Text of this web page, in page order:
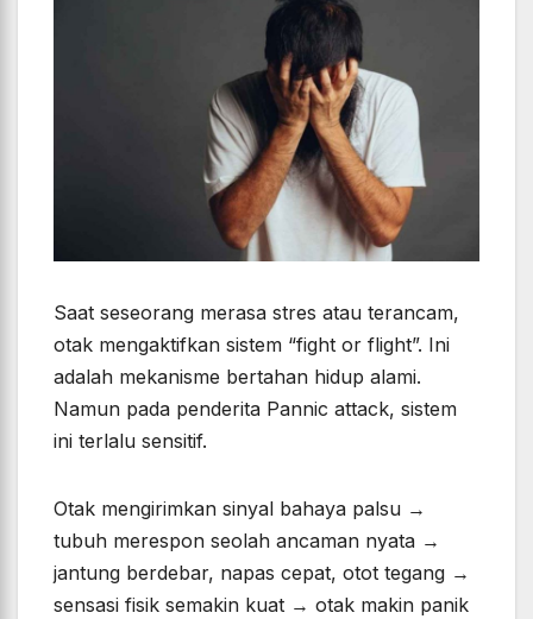
Saat seseorang merasa stres atau terancam,
otak mengaktifkan sistem “fight or flight”. Ini
adalah mekanisme bertahan hidup alami.
Namun pada penderita Pannic attack, sistem
ini terlalu sensitif.
Otak mengirimkan sinyal bahaya palsu →
tubuh merespon seolah ancaman nyata →
jantung berdebar, napas cepat, otot tegang →
sensasi fisik semakin kuat → otak makin panik